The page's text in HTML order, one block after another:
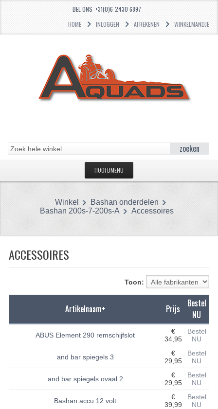
BEL ONS :+31(0)6-2430 6897
HOME
INLOGGEN AFREKENEN WINKELMANDJE
zoeken
HOOFDMENU
CATEGORIEËN
PAKKINGEN
PLASTIC PARTS
Winkel
Bashan onderdelen
Bashan 200s-7-200s-A
Accessoires
ACCESSOIRES
Toon:
Artikelnaam+ Prijs
Bestel
NU
ABUS Element 290 remschijfslot
€
34,95
Bestel
NU
and bar spiegels 3
€
29,95
Bestel
NU
and bar spiegels ovaal 2
€
29,95
Bestel
NU
Bashan accu 12 volt
€
39,99
Bestel
NU